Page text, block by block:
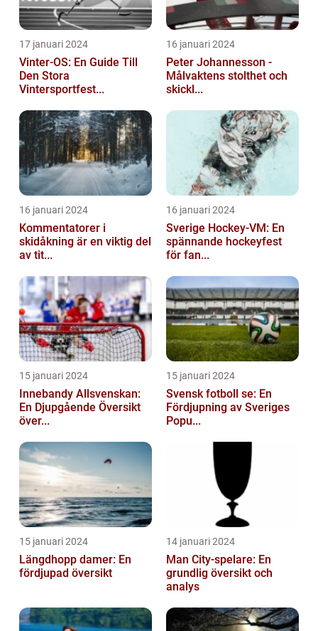
17 januari 2024
Vinter-OS: En Guide Till
Den Stora
Vintersportfest...
16 januari 2024
Peter Johannesson -
Målvaktens stolthet och
skickl...
16 januari 2024
Kommentatorer i
skidåkning är en viktig del
av tit...
16 januari 2024
Sverige Hockey-VM: En
spännande hockeyfest
för fan...
15 januari 2024
Innebandy Allsvenskan:
En Djupgående Översikt
över...
15 januari 2024
Svensk fotboll se: En
Fördjupning av Sveriges
Popu...
15 januari 2024
Längdhopp damer: En
fördjupad översikt
14 januari 2024
Man City-spelare: En
grundlig översikt och
analys